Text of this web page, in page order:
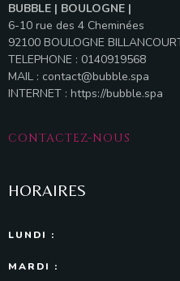
BUBBLE | BOULOGNE |
6-10 rue des 4 Cheminées
92100 BOULOGNE
TELEPHONE : 0140919568
MAIL : contact@bubble.spa
INTERNET : https://bubble.spa
CONTACTEZ-NOUS
HORAIRES
LUNDI :
MARDI :